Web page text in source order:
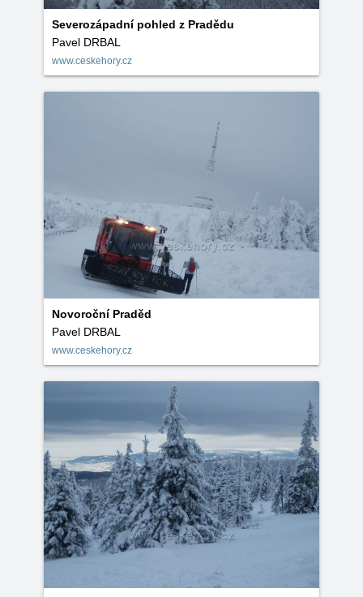
Severozápadní pohled z Pradědu
Pavel DRBAL
www.ceskehory.cz
Novoroční Praděd
Pavel DRBAL
www.ceskehory.cz